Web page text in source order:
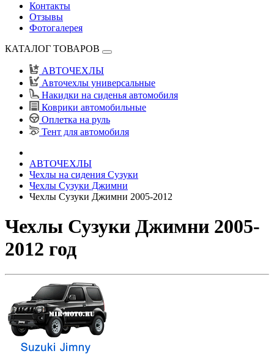
Контакты
Отзывы
Фотогалерея
КАТАЛОГ ТОВАРОВ
АВТОЧЕХЛЫ
Авточехлы универсальные
Накидки на сиденья автомобиля
Коврики автомобильные
Оплетка на руль
Тент для автомобиля
АВТОЧЕХЛЫ
Чехлы на сидения Сузуки
Чехлы Сузуки Джимни
Чехлы Сузуки Джимни 2005-2012
Чехлы Сузуки Джимни 2005-
2012 год